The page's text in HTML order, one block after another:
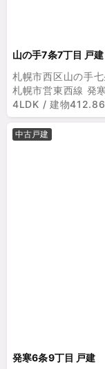
山の手7条7丁目 戸建
札幌市西区山の手七
札幌市営東西線 発
4LDK / 建物
中古戸建
発寒6条9丁目 戸建